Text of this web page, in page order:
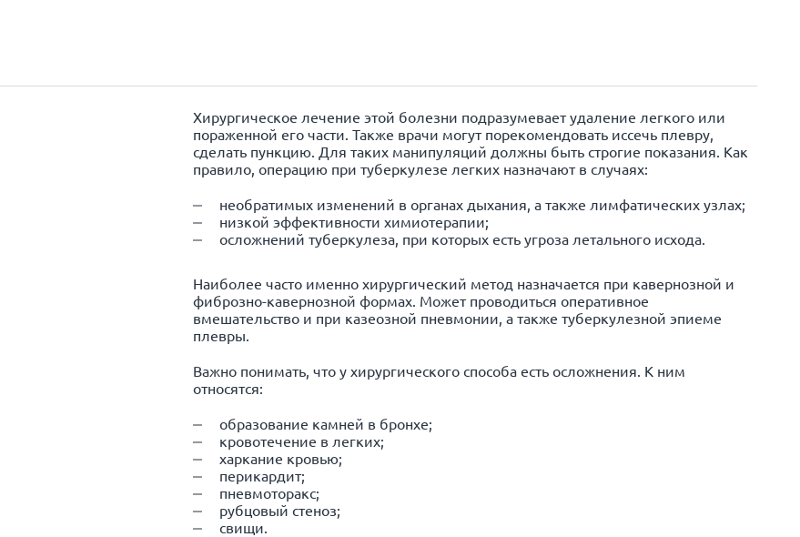
Хирургическое лечение этой болезни подразумевает удаление легкого или
пораженной его части. Также врачи могут порекомендовать иссечь плевру,
сделать пункцию. Для таких манипуляций должны быть строгие показания. Как
правило, операцию при туберкулезе легких назначают в случаях:
необратимых изменений в органах дыхания, а также лимфатических узлах;
низкой эффективности химиотерапии;
осложнений туберкулеза, при которых есть угроза летального исхода.
Наиболее часто именно хирургический метод назначается при кавернозной и
фиброзно-кавернозной формах. Может проводиться оперативное
вмешательство и при казеозной пневмонии, а также туберкулезной эпиеме
плевры.
Важно понимать, что у хирургического способа есть осложнения. К ним
относятся:
образование камней в бронхе;
кровотечение в легких;
харкание кровью;
перикардит;
пневмоторакс;
рубцовый стеноз;
свищи.